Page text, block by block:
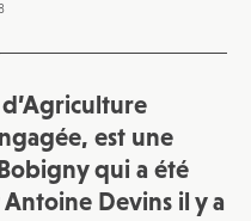
d’Agriculture
est une
qui a été
Devins il y a